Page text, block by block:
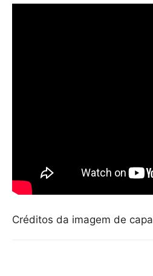
Créditos da imagem de capa